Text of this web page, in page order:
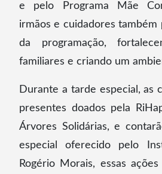
e pelo Programa Mãe
irmãos e cuidadores
da programação,
familiares e criando um
Durante a tarde especial, as
presentes doados pela
Árvores Solidárias, e
especial oferecido pelo
Rogério Morais, essas